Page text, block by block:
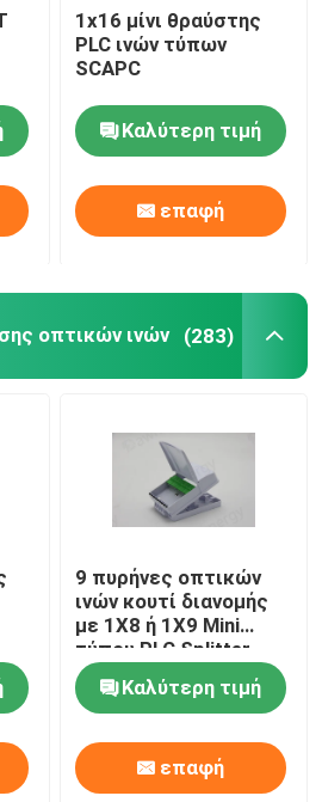
οπτικών ινών
ινών
οπτικών ινών
οπτικών ινών
1x16 μίνι θραύστης
PLC ινών τύπων
SCAPC
Καλύτερη τιμή
επαφή
οπτικών ινών (283)
9 πυρήνες οπτικών
ινών κουτί διανομής
με 1X8 ή 1X9 Mini
τύπου PLC Splitter
Καλύτερη τιμή
επαφή